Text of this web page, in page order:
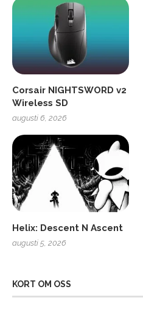
Corsair NIGHTSWORD v2
Wireless SD
augusti 6, 2026
Helix: Descent N Ascent
augusti 5, 2026
KORT OM OSS